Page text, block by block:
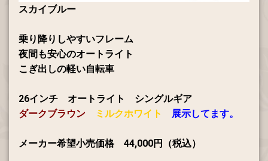
スカイブルー
乗り降りしやすいフレーム
夜間も安心のオートライト
こぎ出しの軽い自転車
26インチ オートライト シングルギア
ダークブラウン
ミルクホワイト 展示してます。
メーカー希望小売価格 44,000円（税込）